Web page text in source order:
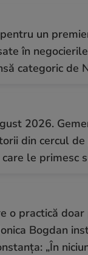
un
în
categoric de
2026.
din cercul de
le primesc
o practică
Bogdan
„În